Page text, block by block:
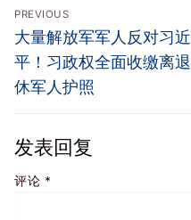
文
章
导
航
PREVIOUS
Previous
post:
大量解放军军人反对习近
平！习政权全面收缴离退
休军人护照
发表回复
评论 *